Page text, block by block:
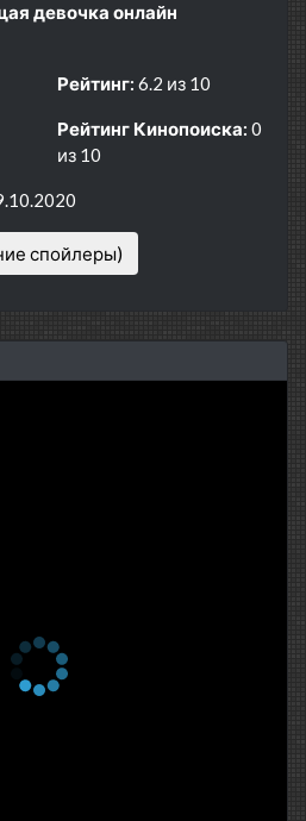
девочка онлайн
Рейтинг: 6.2 из 10
Рейтинг Кинопоиска: 0
из 10
спойлеры)